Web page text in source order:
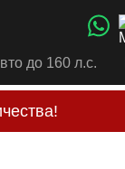
до 160 л.с.